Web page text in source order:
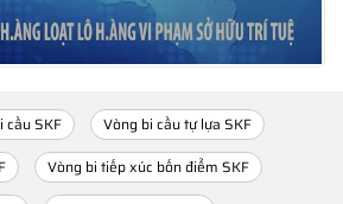
cầu SKF
Vòng bi cầu tự lựa SKF
Vòng bi tiếp xúc bốn điểm SKF